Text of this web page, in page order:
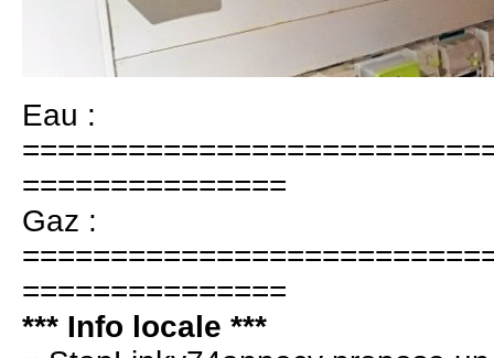
Eau :
===============
Gaz :
===============
*** Info locale ***